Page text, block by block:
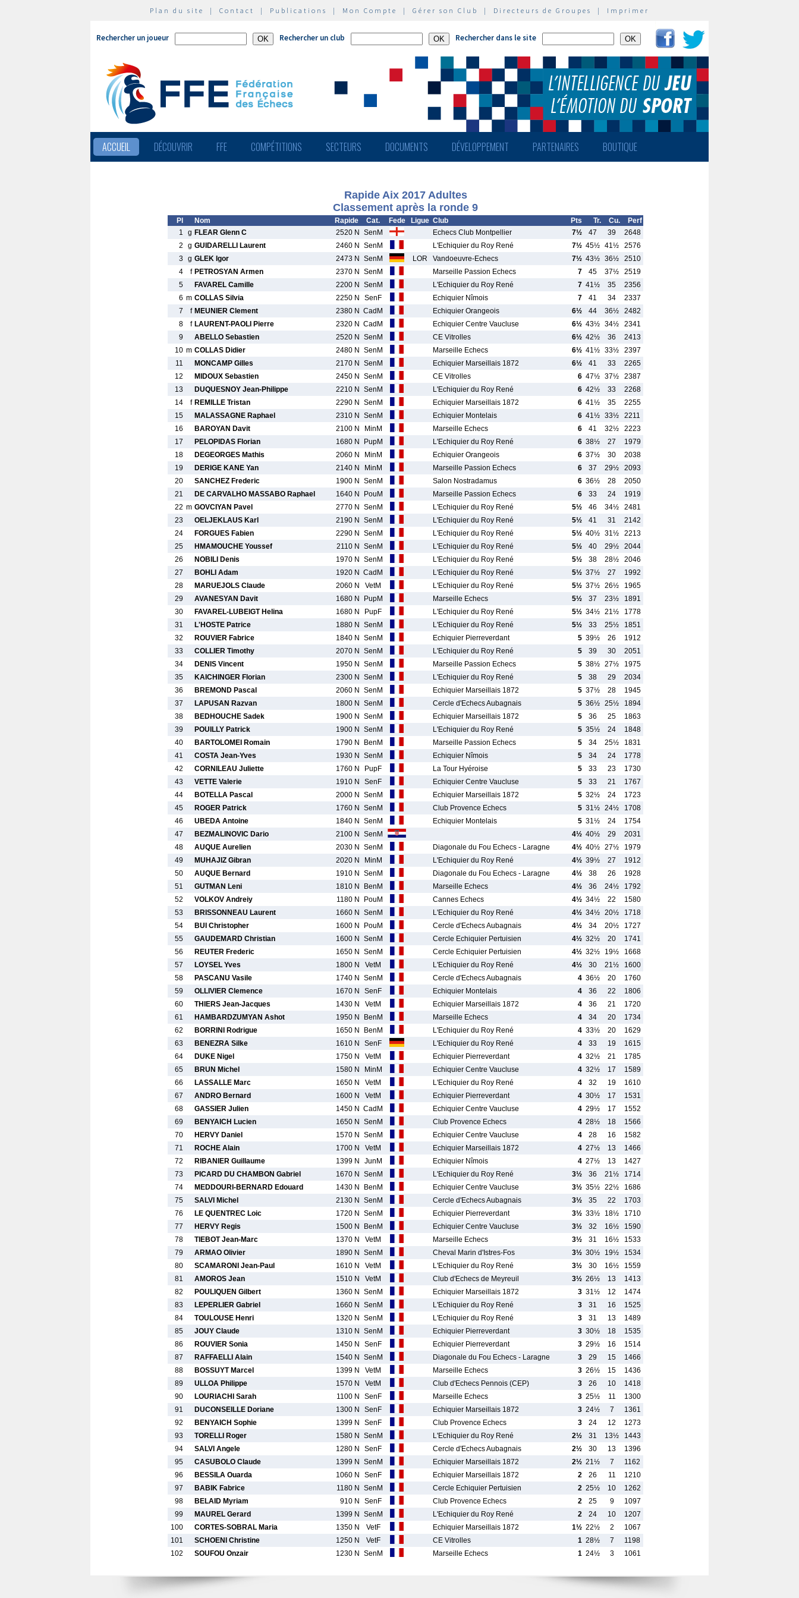
Plan du site | Contact | Publications | Mon Compte | Gérer son Club | Directeurs de Groupes | Imprimer
Rechercher un joueur Rechercher un club Rechercher dans le site
ACCUEIL DÉCOUVRIR FFE COMPÉTITIONS SECTEURS DOCUMENTS DÉVELOPPEMENT PARTENAIRES BOUTIQUE
Rapide Aix 2017 Adultes
Classement après la ronde 9
Pl Nom Rapide Cat. Fede Ligue Club Pts Tr. Cu.
Perf
1
g FLEAR Glenn C 2520 N SenM Echecs Club Montpellier 7½ 47 39
2648
2
g GUIDARELLI Laurent 2460 N SenM L'Echiquier du Roy René 7½ 45½ 41½
2576
3
g GLEK Igor 2473 N SenM LOR Vandoeuvre-Echecs 7½ 43½ 36½
2510
4
f PETROSYAN Armen 2370 N SenM Marseille Passion Echecs 7 45 37½
2519
5
FAVAREL Camille 2200 N SenM L'Echiquier du Roy René 7 41½ 35
2356
6 m COLLAS Silvia 2250 N SenF Echiquier Nîmois 7 41 34
2337
7
f MEUNIER Clement 2380 N CadM Echiquier Orangeois 6½ 44 36½
2482
8
f LAURENT-PAOLI Pierre 2320 N CadM Echiquier Centre Vaucluse 6½ 43½ 34½
2341
9
ABELLO Sebastien 2520 N SenM CE Vitrolles 6½ 42½ 36
2413
10 m COLLAS Didier 2480 N SenM Marseille Echecs 6½ 41½ 33½
2397
11
MONCAMP Gilles 2170 N SenM Echiquier Marseillais 1872 6½ 41 33
2265
12
MIDOUX Sebastien 2450 N SenM CE Vitrolles 6 47½ 37½
2387
13
DUQUESNOY Jean-Philippe 2210 N SenM L'Echiquier du Roy René 6 42½ 33
2268
14
f REMILLE Tristan 2290 N SenM Echiquier Marseillais 1872 6 41½ 35
2255
15
MALASSAGNE Raphael 2310 N SenM Echiquier Montelais 6 41½ 33½
2211
16
BAROYAN Davit 2100 N MinM Marseille Echecs 6 41 32½
2223
17
PELOPIDAS Florian 1680 N PupM L'Echiquier du Roy René 6 38½ 27
1979
18
DEGEORGES Mathis 2060 N MinM Echiquier Orangeois 6 37½ 30
2038
19
DERIGE KANE Yan 2140 N MinM Marseille Passion Echecs 6 37 29½
2093
20
SANCHEZ Frederic 1900 N SenM Salon Nostradamus 6 36½ 28
2050
21
DE CARVALHO MASSABO Raphael 1640 N PouM Marseille Passion Echecs 6 33 24
1919
22 m GOVCIYAN Pavel 2770 N SenM L'Echiquier du Roy René 5½ 46 34½
2481
23
OELJEKLAUS Karl 2190 N SenM L'Echiquier du Roy René 5½ 41 31
2142
24
FORGUES Fabien 2290 N SenM L'Echiquier du Roy René 5½ 40½ 31½
2213
25
HMAMOUCHE Youssef 2110 N SenM L'Echiquier du Roy René 5½ 40 29½
2044
26
NOBILI Denis 1970 N SenM L'Echiquier du Roy René 5½ 38 28½
2046
27
BOHLI Adam 1920 N CadM L'Echiquier du Roy René 5½ 37½ 27
1992
28
MARUEJOLS Claude 2060 N VetM L'Echiquier du Roy René 5½ 37½ 26½
1965
29
AVANESYAN Davit 1680 N PupM Marseille Echecs 5½ 37 23½
1891
30
FAVAREL-LUBEIGT Helina 1680 N PupF L'Echiquier du Roy René 5½ 34½ 21½
1778
31
L'HOSTE Patrice 1880 N SenM L'Echiquier du Roy René 5½ 33 25½
1851
32
ROUVIER Fabrice 1840 N SenM Echiquier Pierreverdant 5 39½ 26
1912
33
COLLIER Timothy 2070 N SenM L'Echiquier du Roy René 5 39 30
2051
34
DENIS Vincent 1950 N SenM Marseille Passion Echecs 5 38½ 27½
1975
35
KAICHINGER Florian 2300 N SenM L'Echiquier du Roy René 5 38 29
2034
36
BREMOND Pascal 2060 N SenM Echiquier Marseillais 1872 5 37½ 28
1945
37
LAPUSAN Razvan 1800 N SenM Cercle d'Echecs Aubagnais 5 36½ 25½
1894
38
BEDHOUCHE Sadek 1900 N SenM Echiquier Marseillais 1872 5 36 25
1863
39
POUILLY Patrick 1900 N SenM L'Echiquier du Roy René 5 35½ 24
1848
40
BARTOLOMEI Romain 1790 N BenM Marseille Passion Echecs 5 34 25½
1831
41
COSTA Jean-Yves 1930 N SenM Echiquier Nîmois 5 34 24
1778
42
CORNILEAU Juliette 1760 N PupF La Tour Hyéroise 5 33 23
1730
43
VETTE Valerie 1910 N SenF Echiquier Centre Vaucluse 5 33 21
1767
44
BOTELLA Pascal 2000 N SenM Echiquier Marseillais 1872 5 32½ 24
1723
45
ROGER Patrick 1760 N SenM Club Provence Echecs 5 31½ 24½
1708
46
UBEDA Antoine 1840 N SenM Echiquier Montelais 5 31½ 24
1754
47
BEZMALINOVIC Dario 2100 N SenM 4½ 40½ 29
2031
48
AUQUE Aurelien 2030 N SenM Diagonale du Fou Echecs - Laragne 4½ 40½ 27½
1979
49
MUHAJIZ Gibran 2020 N MinM L'Echiquier du Roy René 4½ 39½ 27
1912
50
AUQUE Bernard 1910 N SenM Diagonale du Fou Echecs - Laragne 4½ 38 26
1928
51
GUTMAN Leni 1810 N BenM Marseille Echecs 4½ 36 24½
1792
52
VOLKOV Andreiy 1180 N PouM Cannes Echecs 4½ 34½ 22
1580
53
BRISSONNEAU Laurent 1660 N SenM L'Echiquier du Roy René 4½ 34½ 20½
1718
54
BUI Christopher 1600 N PouM Cercle d'Echecs Aubagnais 4½ 34 20½
1727
55
GAUDEMARD Christian 1600 N SenM Cercle Echiquier Pertuisien 4½ 32½ 20
1741
56
REUTER Frederic 1650 N SenM Cercle Echiquier Pertuisien 4½ 32½ 19½
1668
57
LOYSEL Yves 1800 N VetM L'Echiquier du Roy René 4½ 30 21½
1600
58
PASCANU Vasile 1740 N SenM Cercle d'Echecs Aubagnais 4 36½ 20
1760
59
OLLIVIER Clemence 1670 N SenF Echiquier Montelais 4 36 22
1806
60
THIERS Jean-Jacques 1430 N VetM Echiquier Marseillais 1872 4 36 21
1720
61
HAMBARDZUMYAN Ashot 1950 N BenM Marseille Echecs 4 34 20
1734
62
BORRINI Rodrigue 1650 N BenM L'Echiquier du Roy René 4 33½ 20
1629
63
BENEZRA Silke 1610 N SenF L'Echiquier du Roy René 4 33 19
1615
64
DUKE Nigel 1750 N VetM Echiquier Pierreverdant 4 32½ 21
1785
65
BRUN Michel 1580 N MinM Echiquier Centre Vaucluse 4 32½ 17
1589
66
LASSALLE Marc 1650 N VetM L'Echiquier du Roy René 4 32 19
1610
67
ANDRO Bernard 1600 N VetM Echiquier Pierreverdant 4 30½ 17
1531
68
GASSIER Julien 1450 N CadM Echiquier Centre Vaucluse 4 29½ 17
1552
69
BENYAICH Lucien 1650 N SenM Club Provence Echecs 4 28½ 18
1566
70
HERVY Daniel 1570 N SenM Echiquier Centre Vaucluse 4 28 16
1582
71
ROCHE Alain 1700 N VetM Echiquier Marseillais 1872 4 27½ 13
1466
72
RIBANIER Guillaume 1399 N JunM Echiquier Nîmois 4 27½ 13
1427
73
PICARD DU CHAMBON Gabriel 1670 N SenM L'Echiquier du Roy René 3½ 36 21½
1714
74
MEDDOURI-BERNARD Edouard 1430 N BenM Echiquier Centre Vaucluse 3½ 35½ 22½
1686
75
SALVI Michel 2130 N SenM Cercle d'Echecs Aubagnais 3½ 35 22
1703
76
LE QUENTREC Loic 1720 N SenM Echiquier Pierreverdant 3½ 33½ 18½
1710
77
HERVY Regis 1500 N BenM Echiquier Centre Vaucluse 3½ 32 16½
1590
78
TIEBOT Jean-Marc 1370 N VetM Marseille Echecs 3½ 31 16½
1533
79
ARMAO Olivier 1890 N SenM Cheval Marin d'Istres-Fos 3½ 30½ 19½
1534
80
SCAMARONI Jean-Paul 1610 N VetM L'Echiquier du Roy René 3½ 30 16½
1559
81
AMOROS Jean 1510 N VetM Club d'Echecs de Meyreuil 3½ 26½ 13
1413
82
POULIQUEN Gilbert 1360 N SenM Echiquier Marseillais 1872 3 31½ 12
1474
83
LEPERLIER Gabriel 1660 N SenM L'Echiquier du Roy René 3 31 16
1525
84
TOULOUSE Henri 1320 N SenM L'Echiquier du Roy René 3 31 13
1489
85
JOUY Claude 1310 N SenM Echiquier Pierreverdant 3 30½ 18
1535
86
ROUVIER Sonia 1450 N SenF Echiquier Pierreverdant 3 29½ 16
1514
87
RAFFAELLI Alain 1540 N SenM Diagonale du Fou Echecs - Laragne 3 29 15
1466
88
BOSSUYT Marcel 1399 N VetM Marseille Echecs 3 26½ 15
1436
89
ULLOA Philippe 1570 N VetM Club d'Echecs Pennois (CEP) 3 26 10
1418
90
LOURIACHI Sarah 1100 N SenF Marseille Echecs 3 25½ 11
1300
91
DUCONSEILLE Doriane 1300 N SenF Echiquier Marseillais 1872 3 24½ 7
1361
92
BENYAICH Sophie 1399 N SenF Club Provence Echecs 3 24 12
1273
93
TORELLI Roger 1580 N SenM L'Echiquier du Roy René 2½ 31 13½
1443
94
SALVI Angele 1280 N SenF Cercle d'Echecs Aubagnais 2½ 30 13
1396
95
CASUBOLO Claude 1399 N SenM Echiquier Marseillais 1872 2½ 21½ 7
1162
96
BESSILA Ouarda 1060 N SenF Echiquier Marseillais 1872 2 26 11
1210
97
BABIK Fabrice 1180 N SenM Cercle Echiquier Pertuisien 2 25½ 10
1262
98
BELAID Myriam 910 N SenF Club Provence Echecs 2 25 9
1097
99
MAUREL Gerard 1399 N SenM L'Echiquier du Roy René 2 24 10
1207
100
CORTES-SOBRAL Maria 1350 N VetF Echiquier Marseillais 1872 1½ 22½ 2
1067
101
SCHOENI Christine 1250 N VetF CE Vitrolles 1 28½ 7
1198
102
SOUFOU Onzair 1230 N SenM Marseille Echecs 1 24½ 3 1061